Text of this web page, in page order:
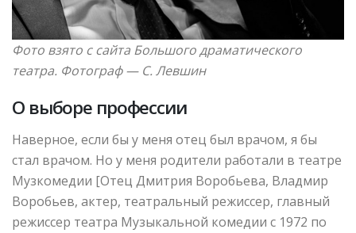
Фото взято с сайта Большого драматического
театра. Фотограф —С. Левшин
О выборе профессии
Наверное, если бы у меня отец был врачом, я бы
стал врачом. Но у меня родители работали в театре
Музкомедии [Отец Дмитрия Воробьева, Владмир
Воробьев, актер, театральный режиссер, главный
режиссер театра Музыкальной комедии с 1972 по